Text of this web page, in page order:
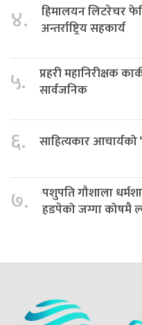
४.
हिमालयन लिटरेचर
अन्तर्राष्ट्रिय सहकार्य
५.
प्रहरी महानिरीक्षक
सार्वजनिक
६. साहित्यकार
७.
पशुपति गौशाला
हडपेको जग्गा कोषमै